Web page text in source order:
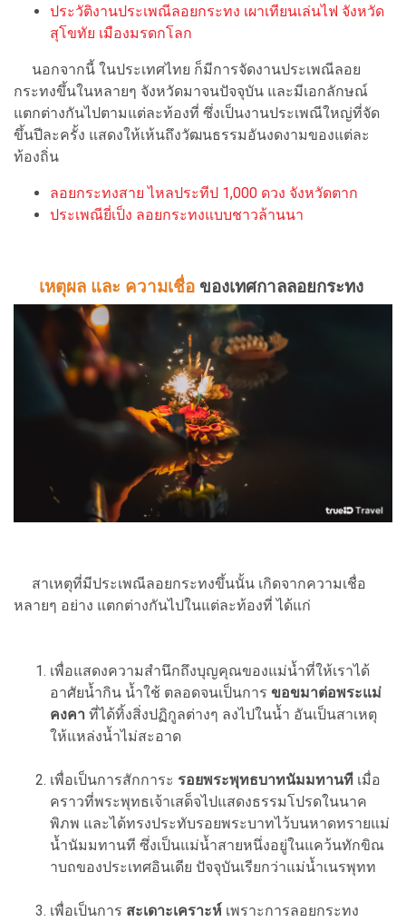
ประวัติงานประเพณีลอยกระทง เผาเทียนเล่นไฟ จังหวัด
สุโขทัย เมืองมรดกโลก
นอกจากนี้ ในประเทศไทย ก็มีการจัดงานประเพณีลอย
กระทงขึ้นในหลายๆ จังหวัดมาจนปัจจุบัน และมีเอกลักษณ์
แตกต่างกันไปตามแต่ละท้องที่ ซึ่งเป็นงานประเพณีใหญ่ที่จัด
ขึ้นปีละครั้ง แสดงให้เห้นถึงวัฒนธรรมอันงดงามของแต่ละ
ท้องถิ่น
ลอยกระทงสาย ไหลประทีป 1,000 ดวง จังหวัดตาก
ประเพณียี่เป็ง ลอยกระทงแบบชาวล้านนา
เหตุผล และ ความเชื่อของเทศกาลลอยกระทง
สาเหตุที่มีประเพณีลอยกระทงขึ้นนั้น เกิดจากความเชื่อ
หลายๆ อย่าง แตกต่างกันไปในแต่ละท้องที่ ได้แก่
เพื่อแสดงความสำนึกถึงบุญคุณของแม่น้ำที่ให้เราได้
อาศัยน้ำกิน น้ำใช้ ตลอดจนเป็นการ ขอขมาต่อพระแม่
คงคา ที่ได้ทิ้งสิ่งปฏิกูลต่างๆ ลงไปในน้ำ อันเป็นสาเหตุ
ให้แหล่งน้ำไม่สะอาด
เพื่อเป็นการสักการะ รอยพระพุทธบาทนัมมทานที เมื่อ
คราวที่พระพุทธเจ้าเสด็จไปแสดงธรรมโปรดในนาค
พิภพ และได้ทรงประทับรอยพระบาทไว้บนหาดทรายแม่
น้ำนัมมทานที ซึ่งเป็นแม่น้ำสายหนึ่งอยู่ในแคว้นทักขิณ
าบถของประเทศอินเดีย ปัจจุบันเรียกว่าแม่น้ำเนรพุทท
เพื่อเป็นการ สะเดาะเคราะห์ เพราะการลอยกระทง